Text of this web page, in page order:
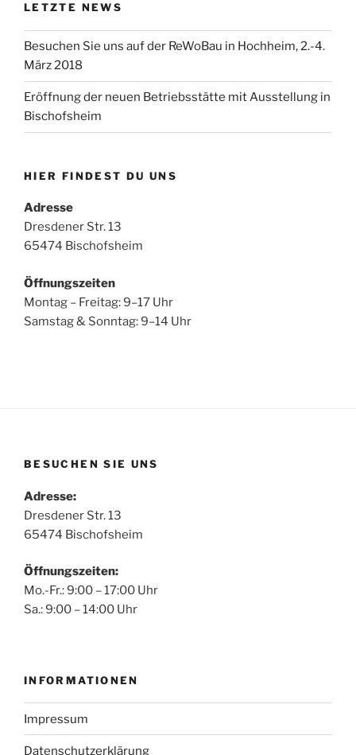
LETZTE NEWS
Besuchen Sie uns auf der ReWoBau in Hochheim, 2.-4.
März 2018
Eröffnung der neuen Betriebsstätte mit Ausstellung in
Bischofsheim
HIER FINDEST DU UNS
Adresse
Dresdener Str. 13
65474 Bischofsheim
Öffnungszeiten
Montag – Freitag: 9–17 Uhr
Samstag & Sonntag: 9–14 Uhr
BESUCHEN SIE UNS
Adresse:
Dresdener Str. 13
65474 Bischofsheim
Öffnungszeiten:
Mo.-Fr.: 9:00 – 17:00 Uhr
Sa.: 9:00 – 14:00 Uhr
INFORMATIONEN
Impressum
Datenschutzerklärung